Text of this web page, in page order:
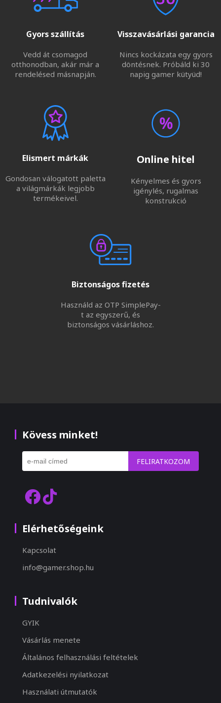
Gyors szállítás
Vedd át csomagod
otthonodban, akár már a
rendelésed másnapján.
Visszavásárlási garancia
Nincs kockázata egy gyors
döntésnek. Próbáld ki 30
napig gamer kütyüd!
Elismert márkák
Gondosan válogatott paletta
a világmárkák legjobb
termékeivel.
Online hitel
Kényelmes és gyors
igénylés, rugalmas
konstrukció
Biztonságos fizetés
Használd az OTP SimplePay-
t az egyszerű, és
biztonságos vásárláshoz.
Kövess minket!
FELIRATKOZOM
Elérhetőségeink
Kapcsolat
info@gamer.shop.hu
Tudnivalók
GYIK
Vásárlás menete
Általános felhasználási feltételek
Adatkezelési nyilatkozat
Használati útmutatók